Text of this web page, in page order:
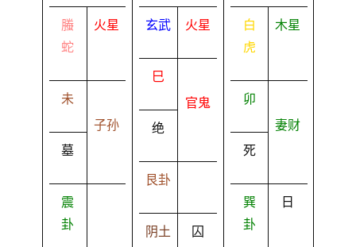
螣
蛇
火星
未
墓
子孙
震
卦
玄武 火星
巳
绝
官鬼
艮卦
阴土 囚
白
虎
木星
卯
死
妻财
巽
卦
日